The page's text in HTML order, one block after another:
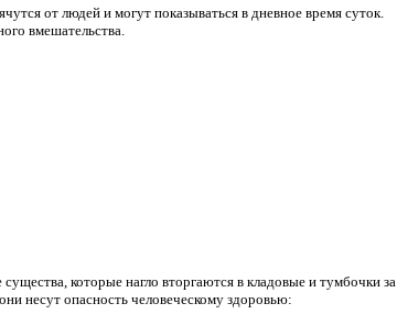
от людей и могут показываться в дневное время суток.
вмешательства.
которые нагло вторгаются в кладовые и тумбочки за
несут опасность человеческому здоровью: